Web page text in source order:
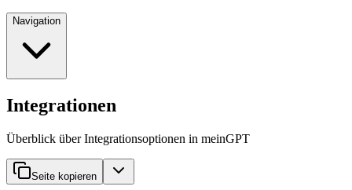
Navigation
Integrationen
Überblick über Integrationsoptionen in meinGPT
Seite kopieren